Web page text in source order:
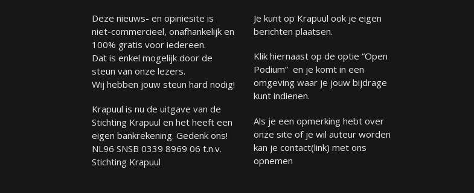
Deze nieuws- en opiniesite is
niet-commercieel, onafhankelijk en
100% gratis voor iedereen.
Dat is enkel mogelijk door de
steun van onze lezers.
Wij hebben jouw steun hard nodig!
Krapuul is nu de uitgave van de
Stichting Krapuul en het heeft een
eigen bankrekening. Gedenk ons!
NL96 SNSB 0339 8969 06 t.n.v.
Stichting Krapuul
Je kunt op Krapuul ook je eigen
berichten plaatsen.
Klik hiernaast op de optie “Open
Podium” en je komt in een
omgeving waar je jouw bijdrage
kunt indienen.
Als je een opmerking hebt over
onze site of je wil auteur worden
kan je contact(link) met ons
opnemen